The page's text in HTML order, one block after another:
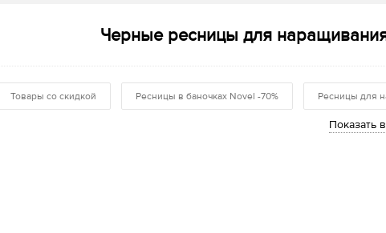
Черные ресницы для
Товары со скидкой Ресницы в баночках Novel -70% Ресницы для
Показать